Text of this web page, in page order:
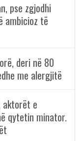
pse zgjodhi
ambicioz të
deri në 80
me alergjitë
aktorët e
qytetin minator.